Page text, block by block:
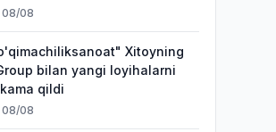
08/08
Xitoyning
bilan yangi loyihalarni
qildi
08/08